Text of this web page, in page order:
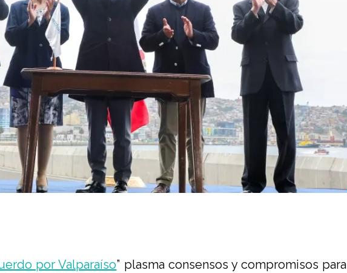
por Valparaíso” plasma consensos y compromisos para